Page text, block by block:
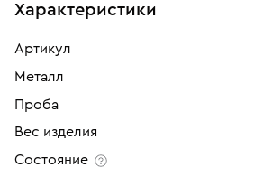
Характеристики
Артикул
Металл
Проба
Вес изделия
Состояние